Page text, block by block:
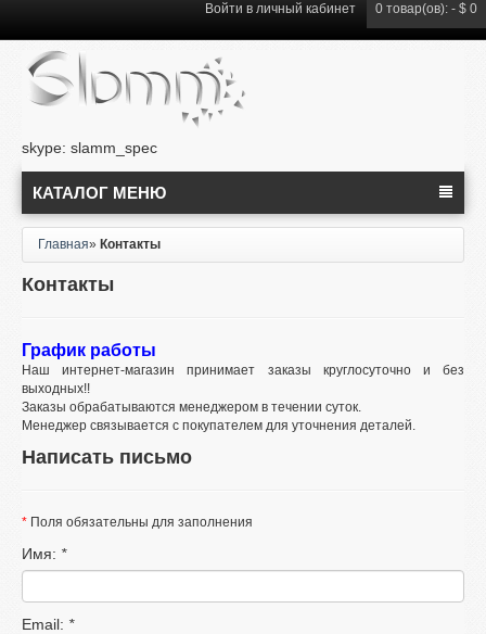
skype: slamm_spec
Войти в личный кабинет 0 товар(ов): - $ 0
КАТАЛОГ МЕНЮ
Главная» Контакты
Контакты
График работы
Наш интернет-магазин принимает заказы круглосуточно и без
выходных!!
Заказы обрабатываются менеджером в течении суток.
Менеджер связывается с покупателем для уточнения деталей.
Написать письмо
* Поля обязательны для заполнения
Имя: *
Email: *